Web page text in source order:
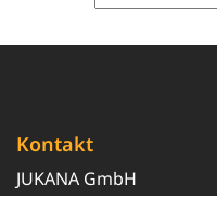
Kontakt
JUKANA GmbH